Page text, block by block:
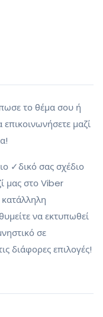
το θέμα σου ή
μαζί
✓δικό σας σχέδιο
μας στο Viber
να εκτυπωθεί
σε
διάφορες επιλογές!